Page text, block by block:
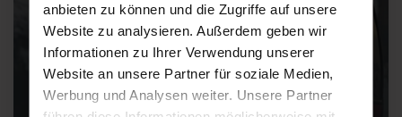
anbieten zu können und die Zugriffe auf unsere
Website zu analysieren. Außerdem geben wir
Informationen zu Ihrer Verwendung unserer
Website an unsere Partner für soziale Medien,
Werbung und Analysen weiter. Unsere Partner